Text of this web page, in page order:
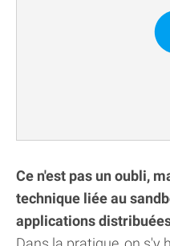
Ce n'est pas un oubli,
technique liée au
applications